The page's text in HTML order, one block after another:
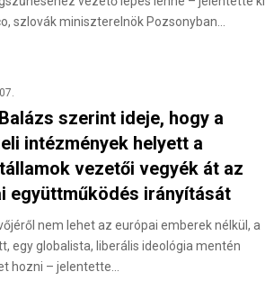
szlovák miniszterelnök Pozsonyban…
szerint ideje, hogy a
intézmények helyett a
vezetői vegyék át az
együttműködés irányítását
nem lehet az európai emberek nélkül, a
egy globalista, liberális ideológia mentén
hozni – jelentette…